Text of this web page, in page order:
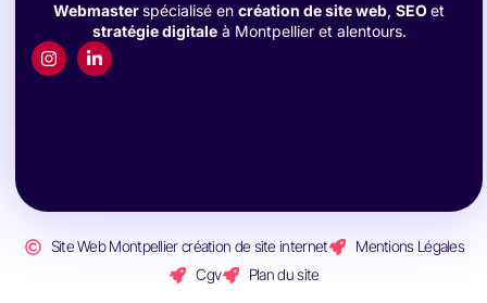
Webmaster spécialisé en création de site web, SEOet
stratégie digitaleà Montpellier et alentours.
Site Web Montpellier création de site internet
Mentions Légales
Cgv
Plan du site